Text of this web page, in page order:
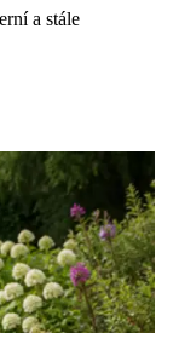
a stále